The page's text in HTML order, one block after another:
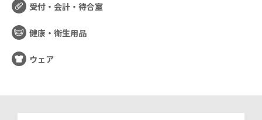
受付・会計・待合室
健康・衛生用品
ウェア